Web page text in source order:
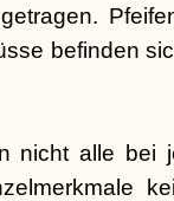
befinden
nicht alle bei